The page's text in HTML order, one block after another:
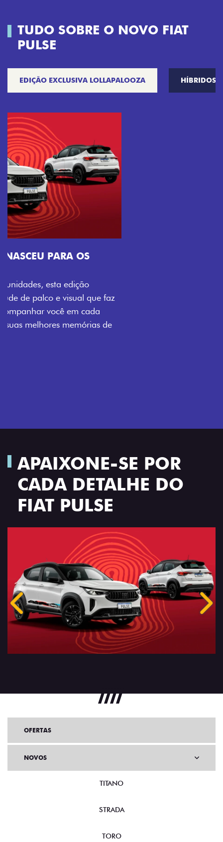
TUDO SOBRE O NOVO FIAT
PULSE
EDIÇÃO EXCLUSIVA LOLLAPALOOZA HÍBRIDOS
VISUAL COM ENERGIA LOLLABR
festival: série numerada, adesivo lateral LollaBR e a
soleira temática que reforçam a exclusividade,
enquanto os detalhes escurecidos, o teto bicolor e as
rodas de liga-leve aro 16” em preto brilhante
Previous
Próximo
APAIXONE-SE POR
CADA DETALHE DO
FIAT PULSE
Anterior
OFERTAS
NOVOS
TITANO
STRADA
TORO